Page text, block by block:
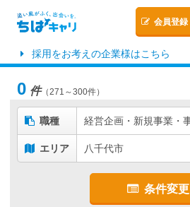
会員登録
採用をお考えの企業様はこちら
0 件（271～300件）
職種
エリア 八千代市
条件変更